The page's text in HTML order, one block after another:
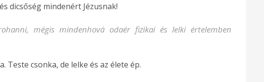
dicsőség mindenért Jézusnak!
mégis mindenhová odaér fizikai és lelki értelemben
Teste csonka, de lelke és az élete ép.